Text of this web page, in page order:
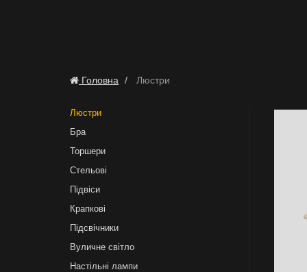
Головна Люстри
Люстри
Бра
Торшери
Стельові
Підвіси
Крапкові
Підсвічники
Вуличне світло
Настільні лампи